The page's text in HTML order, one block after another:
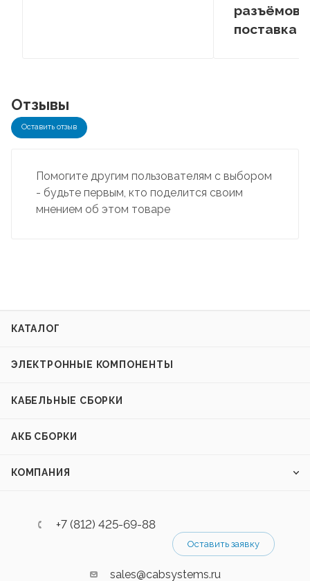
разъёмов
поставка
Отзывы
Оставить отзыв
Помогите другим пользователям с выбором
- будьте первым, кто поделится своим
мнением об этом товаре
КАТАЛОГ
ЭЛЕКТРОННЫЕ КОМПОНЕНТЫ
КАБЕЛЬНЫЕ СБОРКИ
АКБ СБОРКИ
КОМПАНИЯ
+7 (812) 425-69-88
Оставить заявку
sales@cabsystems.ru